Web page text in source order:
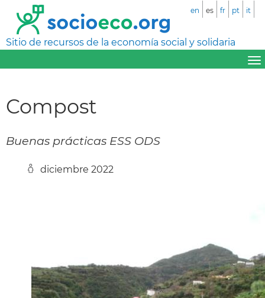
Sitio de recursos de la economía social y solidaria
en es fr pt it
Compost
Buenas prácticas ESS ODS
diciembre 2022